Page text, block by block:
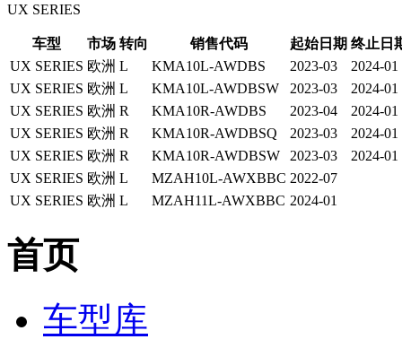
UX SERIES
车型 市场 转向 销售代码 起始日期 终止日
UX SERIES 欧洲 L KMA10L-AWDBS 2023-03
2024-01
UX SERIES 欧洲 L KMA10L-AWDBSW 2023-03
2024-01
UX SERIES 欧洲 R KMA10R-AWDBS 2023-04
2024-01
UX SERIES 欧洲 R KMA10R-AWDBSQ 2023-03
2024-01
UX SERIES 欧洲 R KMA10R-AWDBSW 2023-03
2024-01
UX SERIES 欧洲 L MZAH10L-AWXBBC 2022-07
UX SERIES 欧洲 L MZAH11L-AWXBBC 2024-01
首页
车型库